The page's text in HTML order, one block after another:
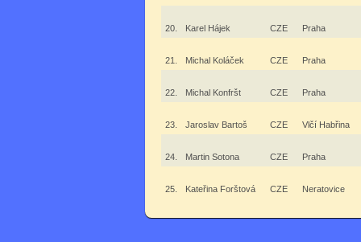
20. Karel Hájek CZE Praha
21. Michal Koláček CZE Praha
22. Michal Konfršt CZE Praha
23. Jaroslav Bartoš CZE Vlčí Habřina
24. Martin Sotona CZE Praha
25. Kateřina Forštová CZE Neratovice